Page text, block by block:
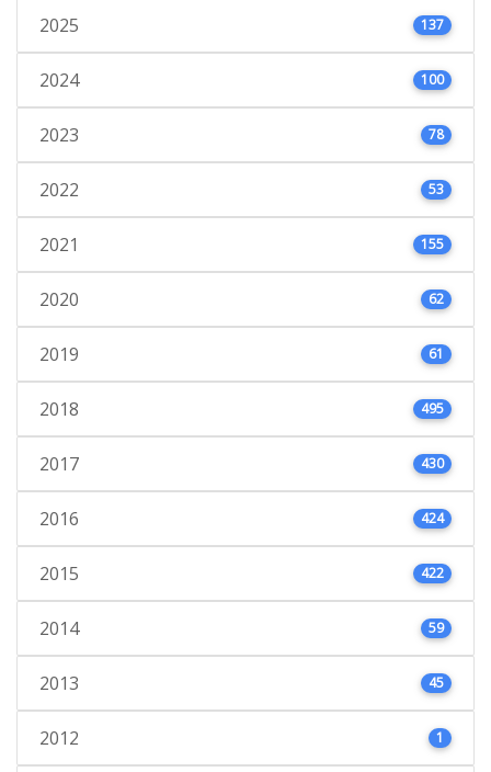
2025 137
2024 100
2023 78
2022 53
2021 155
2020 62
2019 61
2018 495
2017 430
2016 424
2015 422
2014 59
2013 45
2012 1